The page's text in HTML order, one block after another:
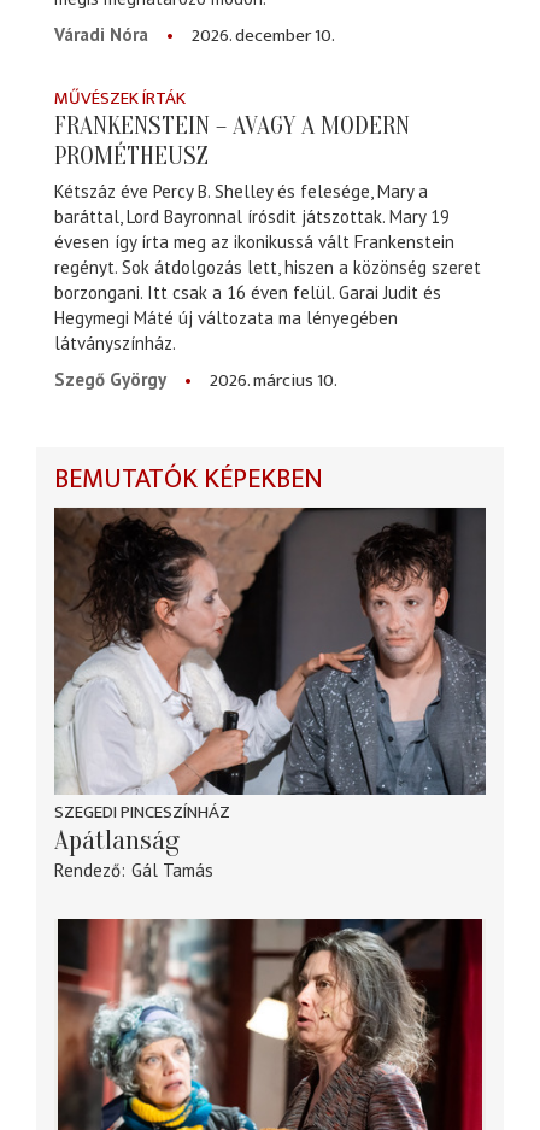
Váradi Nóra
2026. december 10.
MŰVÉSZEK ÍRTÁK
FRANKENSTEIN – AVAGY A MODERN
PROMÉTHEUSZ
Kétszáz éve Percy B. Shelley és felesége, Mary a
baráttal, Lord Bayronnal írósdit játszottak. Mary 19
évesen így írta meg az ikonikussá vált Frankenstein
regényt. Sok átdolgozás lett, hiszen a közönség szeret
borzongani. Itt csak a 16 éven felül. Garai Judit és
Hegymegi Máté új változata ma lényegében
látványszínház.
Szegő György
2026. március 10.
BEMUTATÓK KÉPEKBEN
SZEGEDI PINCESZÍNHÁZ
Apátlanság
Rendező Gál Tamás